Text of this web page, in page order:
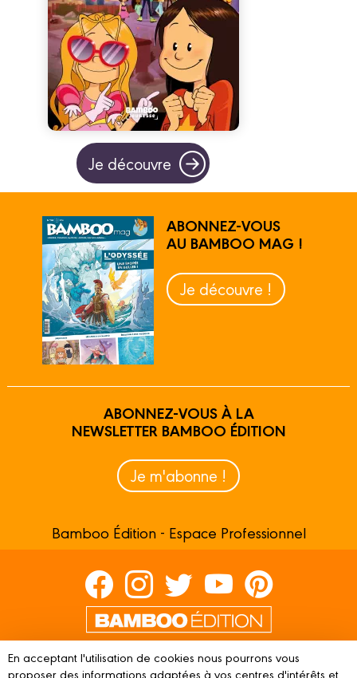
Je découvre
ABONNEZ-VOUS
AU BAMBOO MAG !
Je découvre !
ABONNEZ-VOUS À LA
NEWSLETTER BAMBOO ÉDITION
Je m'abonne !
Bamboo Édition - Espace Professionnel
Contactez-nous
En acceptant l'utilisation de cookies nous pourrons vous
proposer des informations adaptées à vos centres d'intérêts et